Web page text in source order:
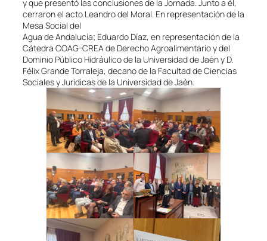
y que presentó las conclusiones de la Jornada. Junto a él,
cerraron el acto Leandro del Moral. En representación de la
Mesa Social del
Agua de Andalucía; Eduardo Díaz, en representación de la
Cátedra COAG-CREA de Derecho Agroalimentario y del
Dominio Público Hidráulico de la Universidad de Jaén y D.
Félix Grande Torraleja, decano de la Facultad de Ciencias
Sociales y Jurídicas de la Universidad de Jaén.